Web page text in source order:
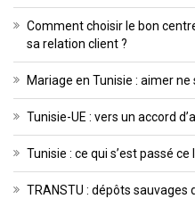
Comment choisir le bon
sa relation client ?
Mariage en Tunisie : aimer
Tunisie-UE : vers un accord
Tunisie : ce qui s’est passé
TRANSTU : dépôts